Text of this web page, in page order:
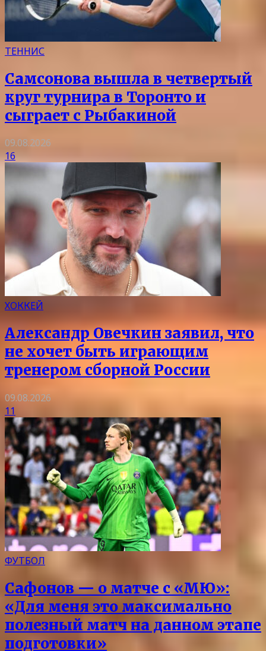
ТЕННИС
Самсонова вышла в четвертый
круг турнира в Торонто и
сыграет с Рыбакиной
09.08.2026
16
ХОККЕЙ
Александр Овечкин заявил, что
не хочет быть играющим
тренером сборной России
09.08.2026
11
ФУТБОЛ
Сафонов — о матче с «МЮ»:
«Для меня это максимально
полезный матч на данном этапе
подготовки»